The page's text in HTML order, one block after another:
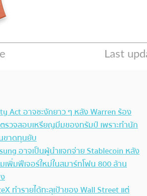
Act อาจชะงักยาว ๆ หลัง Warren ร้อง
ตรวจสอบเหรียญมีมของทรัมป์ เพราะทำนัก
ขาดทุนยับ
อาจเป็นผู้นำแจกจ่าย Stablecoin หลัง
เพิ่มฟีเจอร์ใหม่ในสมาร์ทโฟน 800 ล้าน
ทำรายได้ทะลุเป้าของ Wall Street แต่